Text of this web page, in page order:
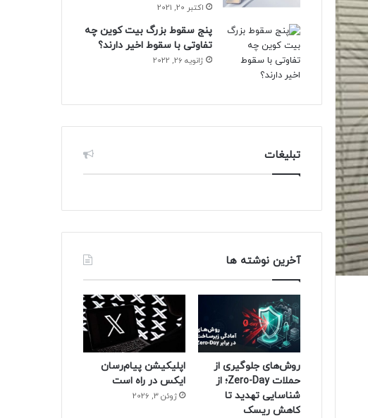
اکتبر 20, 2021
پنج سقوط بزرگ بیت کوین چه
تفاوتی با سقوط اخیر دارند؟
ژانویه 26, 2022
تبلیغات
آخرین نوشته ها
روش‌های جلوگیری از
حملات Zero-Day؛ از
شناسایی تهدید تا
کاهش ریسک
اپلیکیشن پیام‌رسان
ایکس در راه است
ژوئن 3, 2026